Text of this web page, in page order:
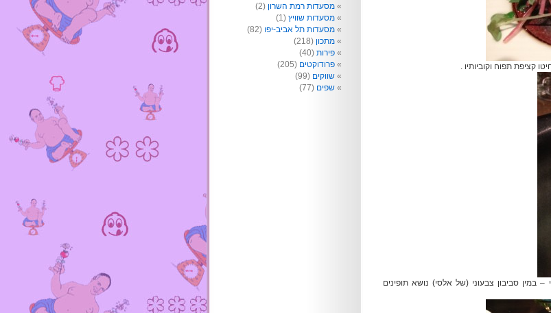
קציפת תפוח וקוביותיו .
במין סביבון צבעוני (של אלסי) נושא תופינים
מסעדות רמת השרון (2)
מסעדות שוויץ (1)
מסעדות תל אביב-יפו (82)
מתכון (218)
פירות (40)
פרודוקטים (205)
שווקים (99)
שפים (77)